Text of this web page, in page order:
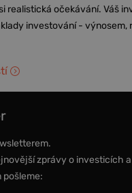
realistická očekávání. Váš
investování - výnosem,
zprávy o investicích